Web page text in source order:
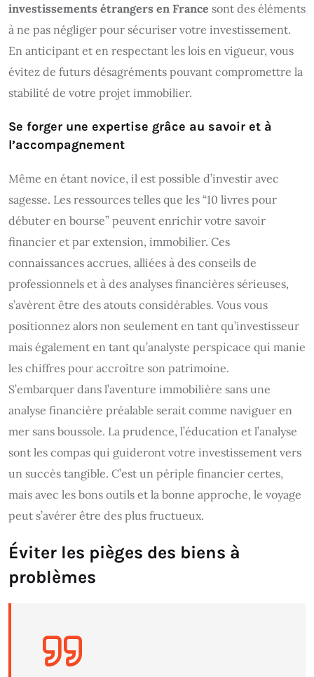
investissements étrangers en France sont des éléments
à ne pas négliger pour sécuriser votre investissement.
En anticipant et en respectant les lois en vigueur, vous
évitez de futurs désagréments pouvant compromettre la
stabilité de votre projet immobilier.
Se forger une expertise grâce au savoir et à
l’accompagnement
Même en étant novice, il est possible d’investir avec
sagesse. Les ressources telles que les “10 livres pour
débuter en bourse” peuvent enrichir votre savoir
financier et par extension, immobilier. Ces
connaissances accrues, alliées à des conseils de
professionnels et à des analyses financières sérieuses,
s’avèrent être des atouts considérables. Vous vous
positionnez alors non seulement en tant qu’investisseur
mais également en tant qu’analyste perspicace qui manie
les chiffres pour accroître son patrimoine.
S’embarquer dans l’aventure immobilière sans une
analyse financière préalable serait comme naviguer en
mer sans boussole. La prudence, l’éducation et l’analyse
sont les compas qui guideront votre investissement vers
un succès tangible. C’est un périple financier certes,
mais avec les bons outils et la bonne approche, le voyage
peut s’avérer être des plus fructueux.
Éviter les pièges des biens à
problèmes